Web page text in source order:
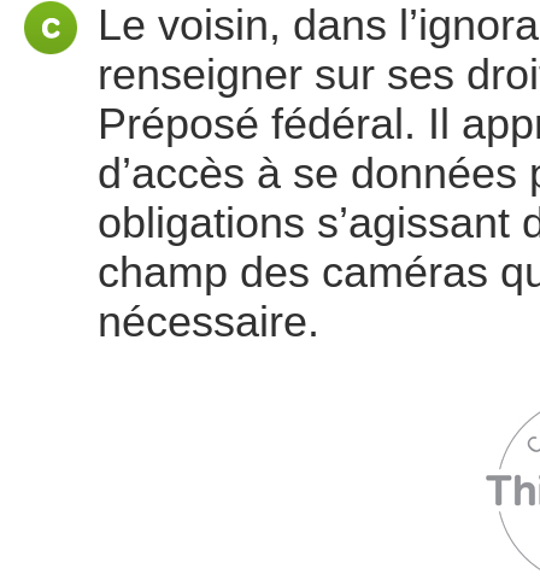
Le voisin, dans
renseigner sur ses
Préposé fédéral. Il
d’accès à se
obligations s’agissant
champ des caméras
nécessaire.